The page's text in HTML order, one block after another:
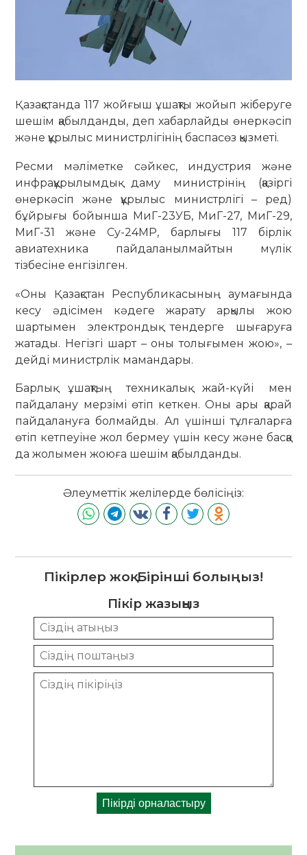
Қазақстанда 117 жойғыш ұшақты жойып жіберуге
шешім қабылданды, деп хабарлайды өнеркәсіп
және құрылыс министрлігінің баспасөз қызметі.
Ресми мәліметке сәйкес, индустрия және
инфрақұрылымдық даму министрінің (қазіргі
өнеркәсіп және құрылыс министрлігі – ред)
бұйрығы бойынша МиГ-23УБ, МиГ-27, МиГ-29,
МиГ-31 және Су-24МР, барлығы 117 бірлік
авиатехника пайдаланылмайтын мүлік
тізбесіне енгізілген.
«Оны Қазақстан Республикасының аумағында
кесу әдісімен кәдеге жарату арқылы жою
шартымен электрондық тендерге шығаруға
жатады. Негізгі шарт – оны толығымен жою», –
дейді министрлік мамандары.
Барлық ұшақтың техникалық жай-күйі мен
пайдалану мерзімі өтіп кеткен. Оны ары қарай
пайдалануға болмайды. Ал үшінші тұлғаларға
өтіп кетпеуіне жол бермеу үшін кесу және басқа
да жолымен жоюға шешім қабылданды.
Әлеуметтік желілерде бөлісіңіз:
Пікірлер жоқ. Бірінші болыңыз!
Пікір жазыңыз